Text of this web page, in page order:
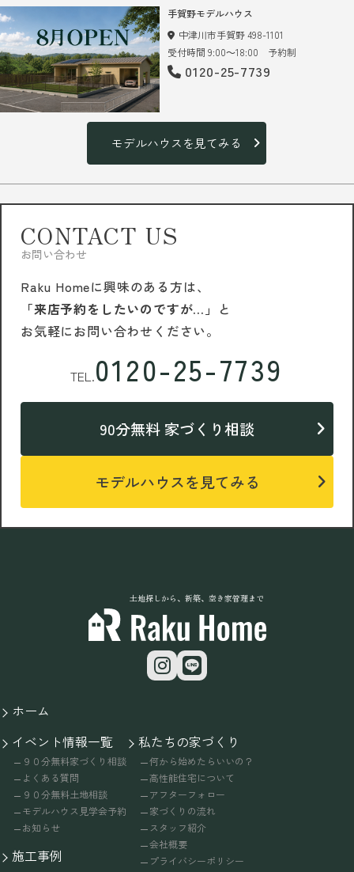
手賀野モデルハウス
中津川市手賀野 498-1101
受付時間 9:00～18:00 予約制
0120-25-7739
モデルハウスを見てみる
CONTACT US
お問い合わせ
Raku Homeに興味のある方は、
「来店予約をしたいのですが…」 と
お気軽にお問い合わせください。
TEL.0120-25-7739
90分無料 家づくり相談
モデルハウスを見てみる
土地探しから、新築、空き家管理まで
ホーム
イベント情報一覧
９０分無料家づくり相談
よくある質問
９０分無料土地相談
モデルハウス見学会予約
お知らせ
施工事例
私たちの家づくり
何から始めたらいいの？
高性能住宅について
アフターフォロー
家づくりの流れ
スタッフ紹介
会社概要
プライバシーポリシー